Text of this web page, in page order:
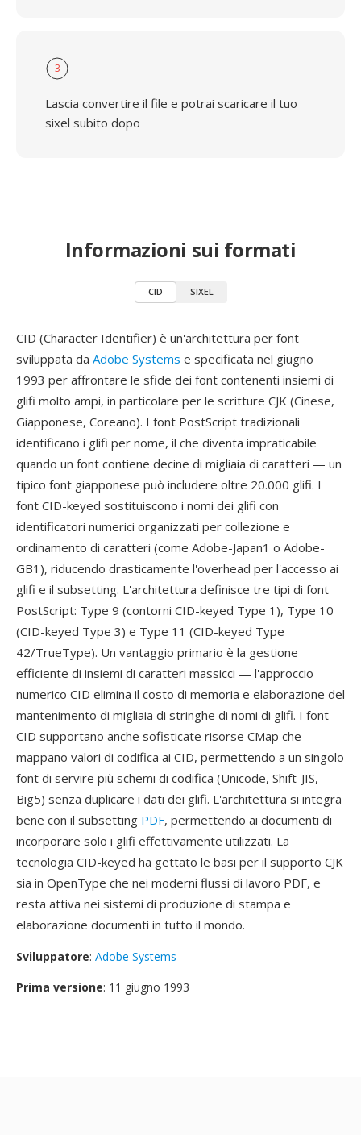
3
Lascia convertire il file e potrai scaricare il tuo
sixel subito dopo
Informazioni sui formati
CID SIXEL
CID (Character Identifier) è un'architettura per font
sviluppata da Adobe Systems e specificata nel giugno
1993 per affrontare le sfide dei font contenenti insiemi di
glifi molto ampi, in particolare per le scritture CJK (Cinese,
Giapponese, Coreano). I font PostScript tradizionali
identificano i glifi per nome, il che diventa impraticabile
quando un font contiene decine di migliaia di caratteri — un
tipico font giapponese può includere oltre 20.000 glifi. I
font CID-keyed sostituiscono i nomi dei glifi con
identificatori numerici organizzati per collezione e
ordinamento di caratteri (come Adobe-Japan1 o Adobe-
GB1), riducendo drasticamente l'overhead per l'accesso ai
glifi e il subsetting. L'architettura definisce tre tipi di font
PostScript: Type 9 (contorni CID-keyed Type 1), Type 10
(CID-keyed Type 3) e Type 11 (CID-keyed Type
42/TrueType). Un vantaggio primario è la gestione
efficiente di insiemi di caratteri massicci — l'approccio
numerico CID elimina il costo di memoria e elaborazione del
mantenimento di migliaia di stringhe di nomi di glifi. I font
CID supportano anche sofisticate risorse CMap che
mappano valori di codifica ai CID, permettendo a un singolo
font di servire più schemi di codifica (Unicode, Shift-JIS,
Big5) senza duplicare i dati dei glifi. L'architettura si integra
bene con il subsetting PDF, permettendo ai documenti di
incorporare solo i glifi effettivamente utilizzati. La
tecnologia CID-keyed ha gettato le basi per il supporto CJK
sia in OpenType che nei moderni flussi di lavoro PDF, e
resta attiva nei sistemi di produzione di stampa e
elaborazione documenti in tutto il mondo.
Sviluppatore: Adobe Systems
Prima versione: 11 giugno 1993